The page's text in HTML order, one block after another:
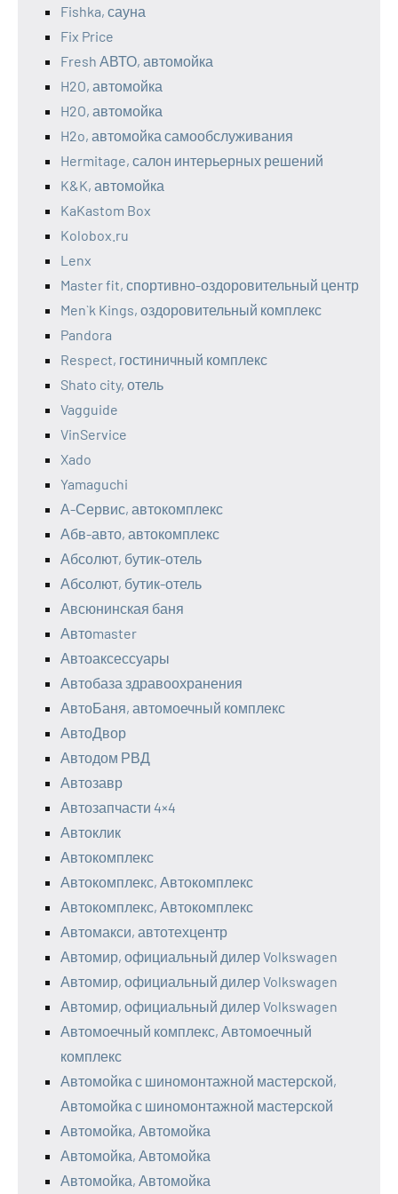
Fishka, сауна
Fix Price
Fresh АВТО, автомойка
H2O, автомойка
H2O, автомойка
H2o, автомойка самообслуживания
Hermitage, салон интерьерных решений
K&K, автомойка
KaKastom Box
Kolobox.ru
Lenx
Master fit, спортивно-оздоровительный центр
Men`k Kings, оздоровительный комплекс
Pandora
Respect, гостиничный комплекс
Shato city, отель
Vagguide
VinService
Xado
Yamaguchi
А-Сервис, автокомплекс
Абв-авто, автокомплекс
Абсолют, бутик-отель
Абсолют, бутик-отель
Авсюнинская баня
Автоmaster
Автоаксессуары
Автобаза здравоохранения
АвтоБаня, автомоечный комплекс
АвтоДвор
Автодом РВД
Автозавр
Автозапчасти 4×4
Автоклик
Автокомплекс
Автокомплекс, Автокомплекс
Автокомплекс, Автокомплекс
Автомакси, автотехцентр
Автомир, официальный дилер Volkswagen
Автомир, официальный дилер Volkswagen
Автомир, официальный дилер Volkswagen
Автомоечный комплекс, Автомоечный
комплекс
Автомойка с шиномонтажной мастерской,
Автомойка с шиномонтажной мастерской
Автомойка, Автомойка
Автомойка, Автомойка
Автомойка, Автомойка